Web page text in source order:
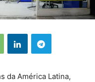
da América Latina,